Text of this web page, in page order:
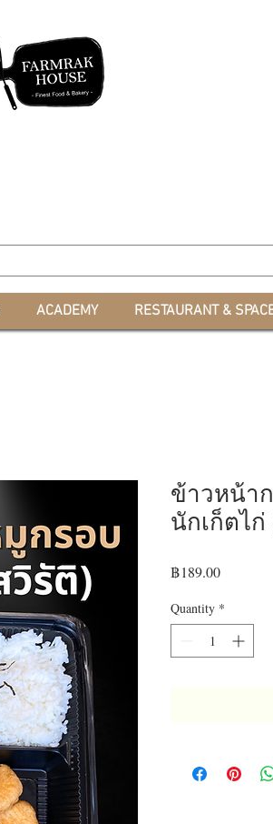
ACADEMY RESTAURANT &
ข้าวหน้า
นักเก็ตไ
฿189.00Price
Quantity *